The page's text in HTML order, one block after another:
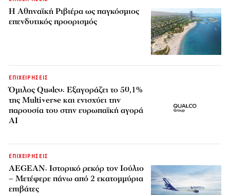
Η Αθηναϊκή Ριβιέρα ως παγκόσμιος
επενδυτικός προορισμός
ΕΠΙΧΕΙΡΗΣΕΙΣ
Όμιλος Qualco: Εξαγοράζει το 50,1%
της Multiverse και ενισχύει την
παρουσία του στην ευρωπαϊκή αγορά
AI
ΕΠΙΧΕΙΡΗΣΕΙΣ
AEGEAN: Ιστορικό ρεκόρ τον Ιούλιο
– Μετέφερε πάνω από 2 εκατομμύρια
επιβάτες